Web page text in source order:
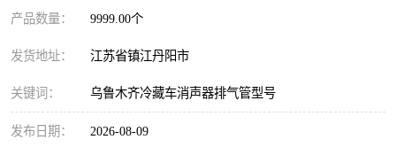
产品数量： 9999.00个
发货地址： 江苏省镇江丹阳市
关键词： 乌鲁木齐冷藏车消声器排气管型号
发布日期： 2026-08-09